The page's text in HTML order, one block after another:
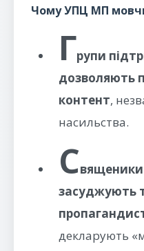
Чому УПЦ МП
Групи
дозволяють
контент,
насильства.
С
засуджують
декларують